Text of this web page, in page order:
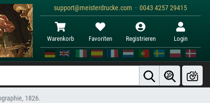
support@meisterdrucke.com · 0043 4257 29415
Warenkorb Favoriten Registrieren Login
1826.